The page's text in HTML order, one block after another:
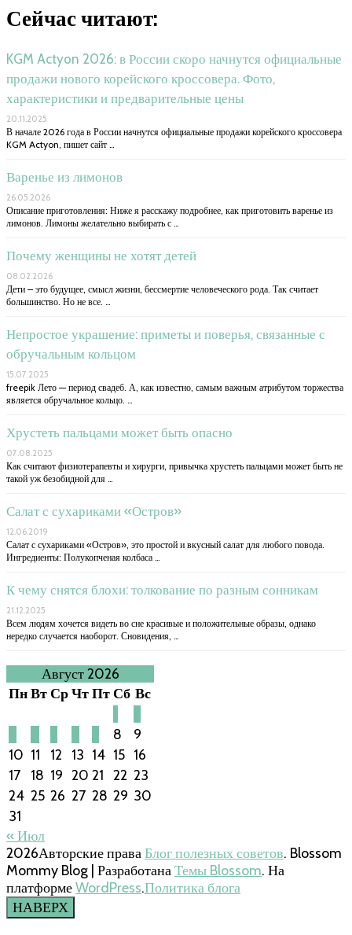
Сейчас читают:
KGM Actyon 2026: в России скоро начнутся официальные
продажи нового корейского кроссовера. Фото,
характеристики и предварительные цены
20.11.2025
В начале 2026 года в России начнутся официальные продажи корейского кроссовера
KGM Actyon, пишет сайт …
Варенье из лимонов
26.05.2026
Описание приготовления: Ниже я расскажу подробнее, как приготовить варенье из
лимонов. Лимоны желательно выбирать с …
Почему женщины не хотят детей
08.02.2026
Дети – это будущее, смысл жизни, бессмертие человеческого рода. Так считает
большинство. Но не все. …
Непростое украшение: приметы и поверья, связанные с
обручальным кольцом
15.07.2025
freepik Лето — период свадеб. А, как известно, самым важным атрибутом торжества
является обручальное кольцо. …
Хрустеть пальцами может быть опасно
07.08.2025
Как считают физиотерапевты и хирурги, привычка хрустеть пальцами может быть не
такой уж безобидной для …
Салат с сухариками «Остров»
12.06.2019
Салат с сухариками «Остров», это простой и вкусный салат для любого повода.
Ингредиенты: Полукопченая колбаса …
К чему снятся блохи: толкование по разным сонникам
21.12.2025
Всем людям хочется видеть во сне красивые и положительные образы, однако
нередко случается наоборот. Сновидения, …
Август 2026
ПнВтСрЧтПтСб Вс
8
9
10 11 12 13 14 15 16
17
18 19 20 21 22 23
24 25 26 27 28 29 30
31
« Июл
2026Авторские праваБлог полезных советов. Blossom
Mommy Blog | РазработанаТемы Blossom. На
платформеWordPress.Политика блога
НАВЕРХ